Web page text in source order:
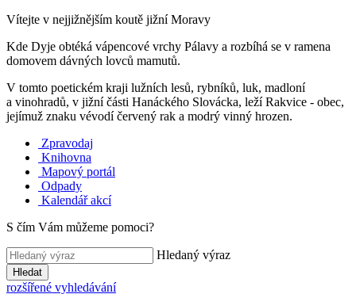
Vítejte v nejjižnějším koutě jižní Moravy
Kde Dyje obtéká vápencové vrchy Pálavy a rozbíhá se v ramena
domovem dávných lovců mamutů.
V tomto poetickém kraji lužních lesů, rybníků, luk, madloní
a vinohradů, v jižní části Hanáckého Slovácka, leží Rakvice - obec,
jejímuž znaku vévodí červený rak a modrý vinný hrozen.
Zpravodaj
Knihovna
Mapový portál
Odpady
Kalendář akcí
S čím Vám můžeme pomoci?
Hledaný výraz
Hledat
rozšířené vyhledávání